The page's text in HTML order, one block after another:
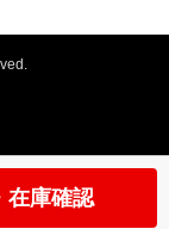
在庫確認